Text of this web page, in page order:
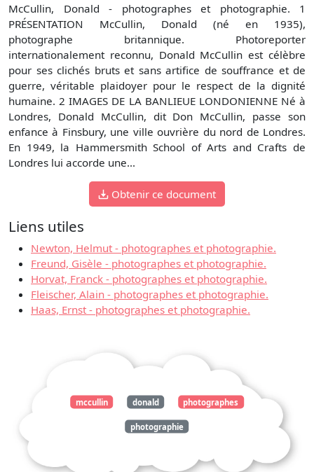
McCullin, Donald - photographes et photographie. 1
PRÉSENTATION McCullin, Donald (né en 1935),
photographe britannique. Photoreporter
internationalement reconnu, Donald McCullin est célèbre
pour ses clichés bruts et sans artifice de souffrance et de
guerre, véritable plaidoyer pour le respect de la dignité
humaine. 2 IMAGES DE LA BANLIEUE LONDONIENNE Né à
Londres, Donald McCullin, dit Don McCullin, passe son
enfance à Finsbury, une ville ouvrière du nord de Londres.
En 1949, la Hammersmith School of Arts and Crafts de
Londres lui accorde une...
Obtenir ce document
Liens utiles
Newton, Helmut - photographes et photographie.
Freund, Gisèle - photographes et photographie.
Horvat, Franck - photographes et photographie.
Fleischer, Alain - photographes et photographie.
Haas, Ernst - photographes et photographie.
mccullin donald photographes
photographie